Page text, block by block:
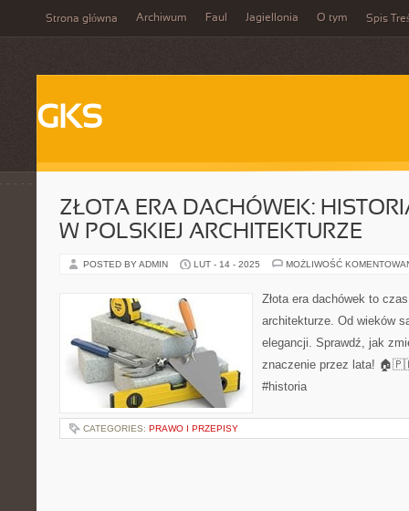
Strona główna Archiwum Faul Jagiellonia O tym Spis
GKS
ZŁOTA ERA DACHÓWEK:
W POLSKIEJ ARCHITEKTURZE
POSTED BY ADMIN LUT - 14 - 2025 MOŻLIWOŚĆ
Złota era dachówek to
architekturze. Od wieków
elegancji. Sprawdź, jak
znaczenie przez lata!
#historia
CATEGORIES: PRAWO I PRZEPISY